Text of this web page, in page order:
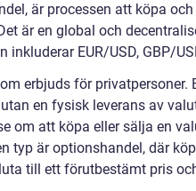
är processen att köpa
är en global och
EUR/USD, GBP/
erbjuds för privatpersoner.
en fysisk leverans av
om att köpa eller sälja en
typ är optionshandel, där
till ett förutbestämt pris